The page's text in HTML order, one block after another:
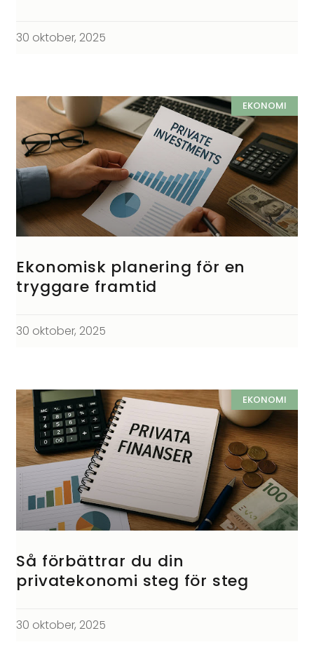
30 oktober, 2025
EKONOMI
Ekonomisk planering för en
tryggare framtid
30 oktober, 2025
EKONOMI
Så förbättrar du din
privatekonomi steg för steg
30 oktober, 2025